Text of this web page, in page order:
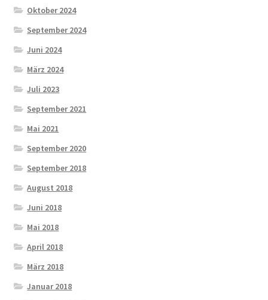
Oktober 2024
September 2024
Juni 2024
März 2024
Juli 2023
September 2021
Mai 2021
September 2020
September 2018
August 2018
Juni 2018
Mai 2018
April 2018
März 2018
Januar 2018